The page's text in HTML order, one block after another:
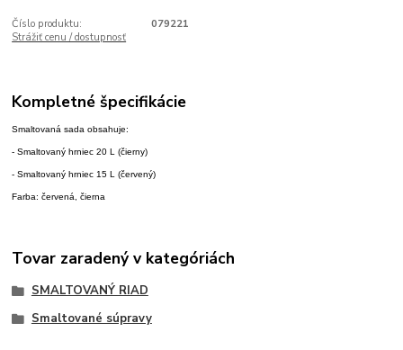
Číslo produktu:
079221
Strážiť cenu / dostupnosť
Kompletné špecifikácie
Smaltovaná sada obsahuje:
- Smaltovaný hrniec 20 L (čierny)
- Smaltovaný hrniec 15 L (červený)
Farba: červená, čierna
Tovar zaradený v kategóriách
SMALTOVANÝ RIAD
Smaltované súpravy